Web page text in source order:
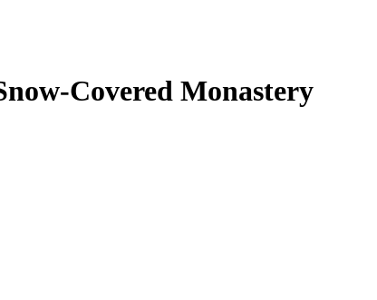
Covered Monastery